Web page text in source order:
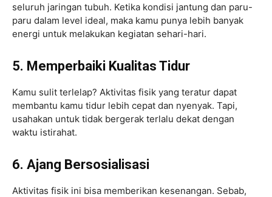
seluruh jaringan tubuh. Ketika kondisi jantung dan paru-
paru dalam level ideal, maka kamu punya lebih banyak
energi untuk melakukan kegiatan sehari-hari.
5. Memperbaiki Kualitas Tidur
Kamu sulit terlelap? Aktivitas fisik yang teratur dapat
membantu kamu tidur lebih cepat dan nyenyak. Tapi,
usahakan untuk tidak bergerak terlalu dekat dengan
waktu istirahat.
6. Ajang Bersosialisasi
Aktivitas fisik ini bisa memberikan kesenangan. Sebab,